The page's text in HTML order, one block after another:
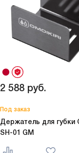
2 588 руб.
Под заказ
Держатель для губки
SH-01 GM